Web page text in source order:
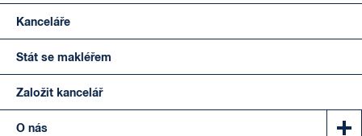
Kanceláře
Stát se makléřem
Založit kancelář
O nás